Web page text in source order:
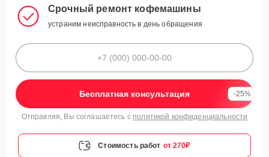
Срочный ремонт кофемашины
устраним неисправность в день обращения
Бесплатная консультация -25%
Отправляя, Вы соглашаетесь с политикой конфиденциальности
Стоимость работ от 270₽